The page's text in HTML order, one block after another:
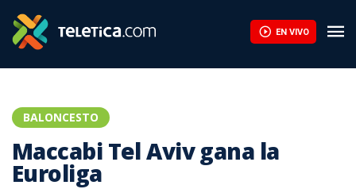
EN VIVO
BALONCESTO
Maccabi Tel Aviv gana la
Euroliga